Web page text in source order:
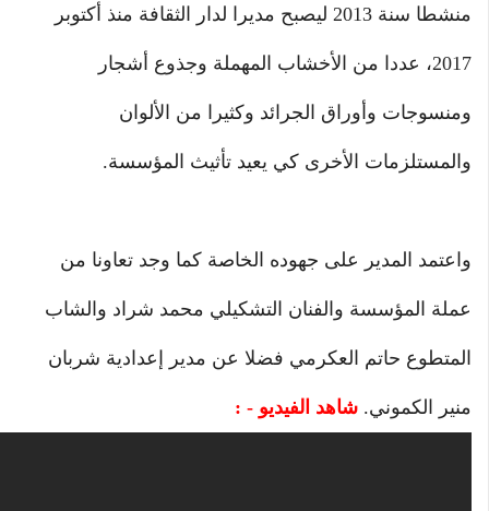
منشطا سنة 2013 ليصبح مديرا لدار الثقافة منذ أكتوبر
2017، عددا من الأخشاب المهملة وجذوع أشجار
ومنسوجات وأوراق الجرائد وكثيرا من الألوان
والمستلزمات الأخرى كي يعيد تأثيث المؤسسة.
واعتمد المدير على جهوده الخاصة كما وجد تعاونا من
عملة المؤسسة والفنان التشكيلي محمد شراد والشاب
المتطوع حاتم العكرمي فضلا عن مدير إعدادية شربان
منير الكموني. شاهد الفيديو - :